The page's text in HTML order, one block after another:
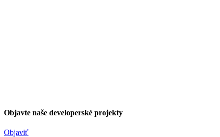
Objavte naše developerské projekty
Objaviť